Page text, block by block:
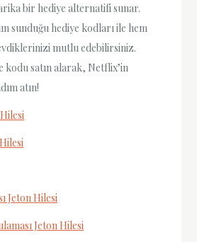
bir hediye alternatifi sunar.
sunduğu hediye kodları ile hem
mutlu edebilirsiniz.
kodu satın alarak, Netflix’in
atın!
Jeton Hilesi
Jeton Hilesi